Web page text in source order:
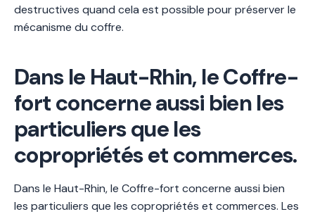
destructives quand cela est possible pour préserver le
mécanisme du coffre.
Dans le Haut-Rhin, le Coffre-
fort concerne aussi bien les
particuliers que les
copropriétés et commerces.
Dans le Haut-Rhin, le Coffre-fort concerne aussi bien
les particuliers que les copropriétés et commerces. Les